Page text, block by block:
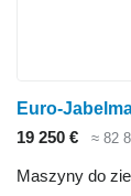
Euro-
19 250 €
≈ 82
Maszyny do